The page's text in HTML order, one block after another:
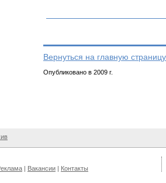
Вернуться на главную
Опубликовано в 2009 г.
| Вакансии | Контакты